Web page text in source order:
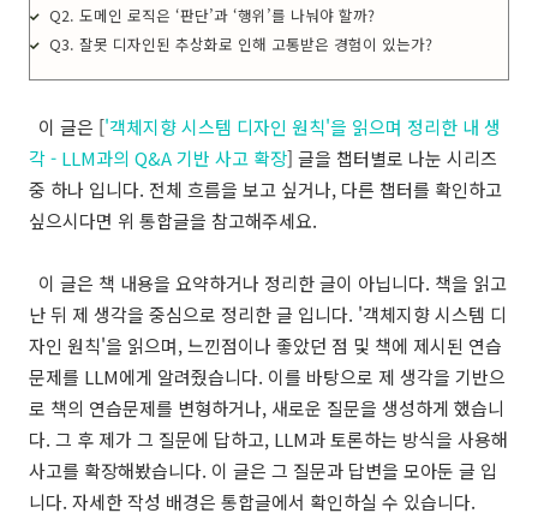
Q2. 도메인 로직은 ‘판단’과 ‘행위’를 나눠야 할까?
Q3. 잘못 디자인된 추상화로 인해 고통받은 경험이 있는가?
이 글은 ['객체지향 시스템 디자인 원칙'을 읽으며 정리한 내 생
각 - LLM과의 Q&A 기반 사고 확장] 글을 챕터별로 나눈 시리즈
중 하나 입니다. 전체 흐름을 보고 싶거나, 다른 챕터를 확인하고
싶으시다면 위 통합글을 참고해주세요.
이 글은 책 내용을 요약하거나 정리한 글이 아닙니다. 책을 읽고
난 뒤 제 생각을 중심으로 정리한 글 입니다. '객체지향 시스템 디
자인 원칙'을 읽으며, 느낀점이나 좋았던 점 및 책에 제시된 연습
문제를 LLM에게 알려줬습니다. 이를 바탕으로 제 생각을 기반으
로 책의 연습문제를 변형하거나, 새로운 질문을 생성하게 했습니
다. 그 후 제가 그 질문에 답하고, LLM과 토론하는 방식을 사용해
사고를 확장해봤습니다. 이 글은 그 질문과 답변을 모아둔 글 입
니다. 자세한 작성 배경은 통합글에서 확인하실 수 있습니다.